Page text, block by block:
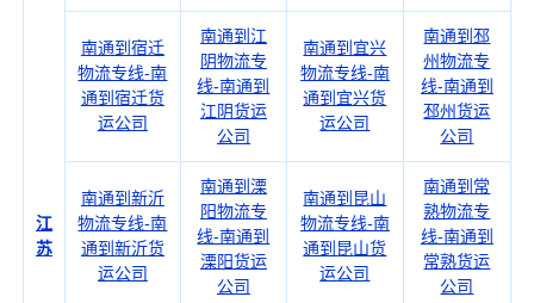
江
苏
南通到宿迁
物流专线-南
通到宿迁货
运公司
南通到江
阴物流专
线-南通到
江阴货运
公司
南通到宜兴
物流专线-南
通到宜兴货
运公司
南通到邳
州物流专
线-南通到
邳州货运
公司
南通到新沂
物流专线-南
通到新沂货
运公司
南通到溧
阳物流专
线-南通到
溧阳货运
公司
南通到昆山
物流专线-南
通到昆山货
运公司
南通到常
熟物流专
线-南通到
常熟货运
公司